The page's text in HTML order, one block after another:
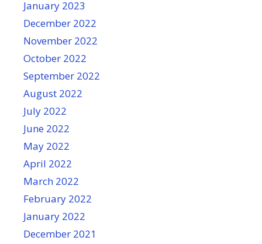
January 2023
December 2022
November 2022
October 2022
September 2022
August 2022
July 2022
June 2022
May 2022
April 2022
March 2022
February 2022
January 2022
December 2021